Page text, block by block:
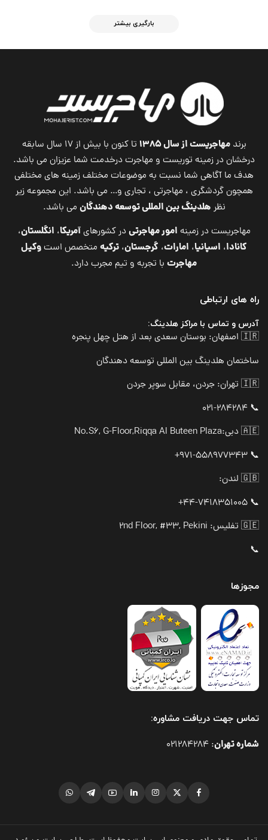
بارگیری بیشتر
برندمهاجریست از سال ۱۳۸۵
تا کنون با بیش از ۱۷ سال سابقه
درخشان در زمینه توریست و مهاجرت درخدمت شما عزیزان می باشد.
هدف ما آگاهی شما نسبت به موضوعات مختلف زمینه های مختلفی
همچون گردشگری ، مهاجرتی ، تجاری و… می باشد. این مجموعه زیر
نظر هلدینگ بین المللی توسعه دهندگان می باشد.
مهاجریست در زمینه امور مهاجرتیدر کشورهایآمریکا، انگلستان،
کانادا، اسپانیا، امارات، گرجستان، ترکیه متخصص استوکیل
مهاجرت با تجربه و تیم مجرب دارد.
راه های ارتباطی
آدرس و تماس با مراکز هلدینگ:
🇮🇷 اصفهان: بوستان سعدی بعد از هتل چهل پنجره
ساختمان هلدینگ بین المللی توسعه دهندگان
🇮🇷 تهران: جردن، مقابل سوپر جردن
📞 021-284284
🇦🇪 دبی:
No.S6, G-Floor,Riqqa Al Buteen Plaza
📞 971-558977343+
🇬🇧 لندن:
📞 44-7418351005+
🇬🇪 تفلیس: 2nd Floor, #33, Pekini
📞
مجوزها
تماس جهت دریافت مشاوره:
شماره تهران:
021284284